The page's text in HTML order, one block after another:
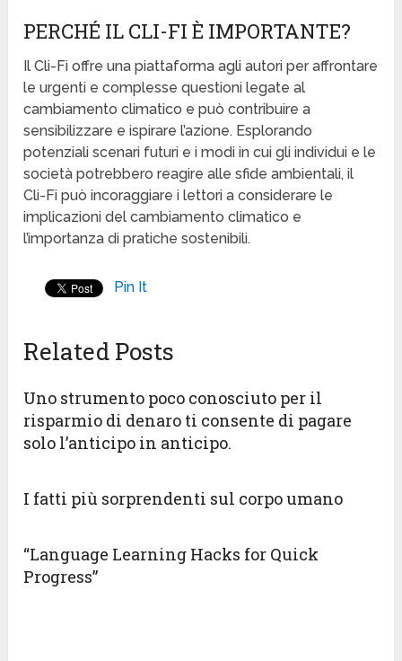
PERCHÉ IL CLI-FI È IMPORTANTE?
Il Cli-Fi offre una piattaforma agli autori per affrontare
le urgenti e complesse questioni legate al
cambiamento climatico e può contribuire a
sensibilizzare e ispirare l’azione. Esplorando
potenziali scenari futuri e i modi in cui gli individui e le
società potrebbero reagire alle sfide ambientali, il
Cli-Fi può incoraggiare i lettori a considerare le
implicazioni del cambiamento climatico e
l’importanza di pratiche sostenibili.
Pin It
Related Posts
Uno strumento poco conosciuto per il
risparmio di denaro ti consente di pagare
solo l’anticipo in anticipo.
I fatti più sorprendenti sul corpo umano
“Language Learning Hacks for Quick
Progress”